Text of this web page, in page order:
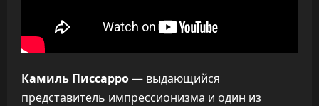
Камиль Писсарро— выдающийся
представитель импрессионизма и один из